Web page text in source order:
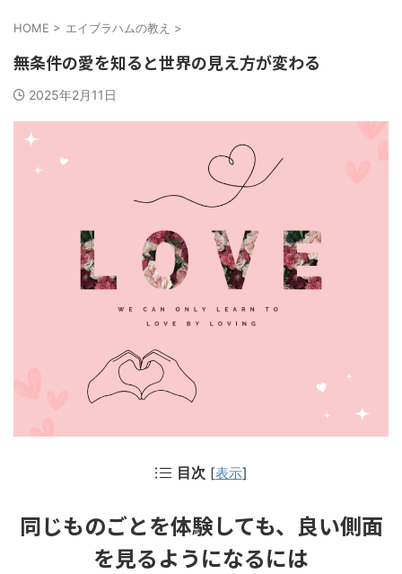
HOME > エイブラハムの教え >
無条件の愛を知ると世界の見え方が変わる
2025年2月11日
目次 [表示]
同じものごとを体験しても、良い側面
を見るようになるには